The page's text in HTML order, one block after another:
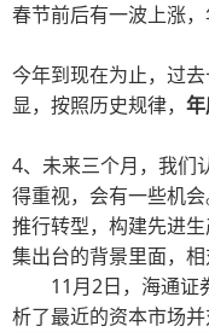
春节前后有一波上涨，
今年到现在为止，过
显，按照历史规律，
4、未来三个月，我们
得重视，会有一些机
推行转型，构建先进
集出台的背景里面，相
11月2日，海通证
析了最近的资本市场并